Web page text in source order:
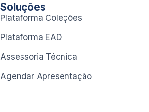
Soluções
Plataforma Coleções
Plataforma EAD
Assessoria Técnica
Agendar Apresentação